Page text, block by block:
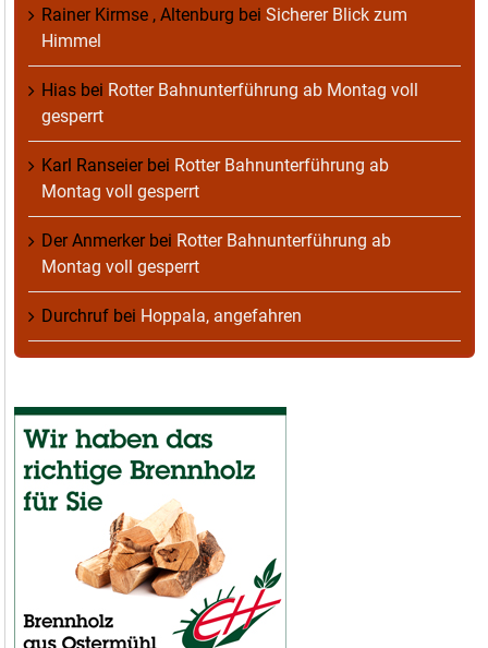
Rainer Kirmse , Altenburg bei Sicherer Blick zum
Himmel
Hias bei Rotter Bahnunterführung ab Montag voll
gesperrt
Karl Ranseierbei Rotter Bahnunterführung ab
Montag voll gesperrt
Der Anmerkerbei Rotter Bahnunterführung ab
Montag voll gesperrt
Durchruf bei Hoppala, angefahren